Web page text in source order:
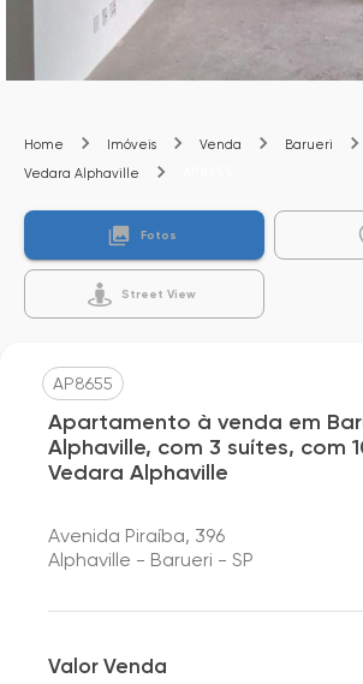
Home Imóveis Venda Barueri
Vedara Alphaville
Fotos
Street View
AP8655
Apartamento à venda em
Alphaville, com 3 suítes, com
Vedara Alphaville
Avenida Piraíba, 396
Alphaville - Barueri - SP
Valor Venda